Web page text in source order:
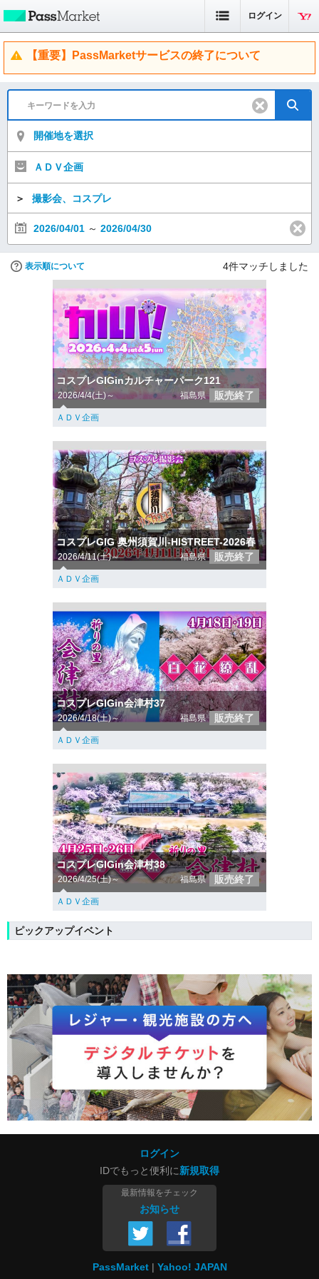
ログイン
【重要】PassMarketサービスの終了について
開催地を選択
ＡＤＶ企画
＞ 撮影会、コスプレ
2026/04/01 ～ 2026/04/30
表示順について 4件マッチしました
コスプレGIGinカルチャーパーク121
2026/4/4(土)～ 福島県 販売終了
ＡＤＶ企画
コスプレGIG 奥州須賀川-HISTREET-2026春
2026/4/11(土)～ 福島県 販売終了
ＡＤＶ企画
コスプレGIGin会津村37
2026/4/18(土)～ 福島県 販売終了
ＡＤＶ企画
コスプレGIGin会津村38
2026/4/25(土)～ 福島県 販売終了
ＡＤＶ企画
ピックアップイベント
ログイン
IDでもっと便利に新規取得
最新情報をチェック
お知らせ
PassMarket Yahoo! JAPAN